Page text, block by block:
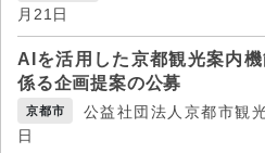
月21日
AIを活用した京都観光案内
係る企画提案の公募
京都市
公益社団法人京都市観
日